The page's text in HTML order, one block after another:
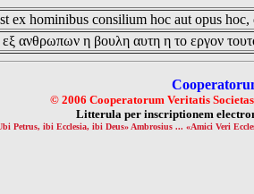
ex hominibus consilium hoc aut opus
ανθρωπων η βουλη αυτη η το εργον
© 2006 Cooperatorum Veritatis
Litterula per inscriptionem
Petrus, ibi Ecclesia, ibi Deus» Ambrosius ... «Amici Veri